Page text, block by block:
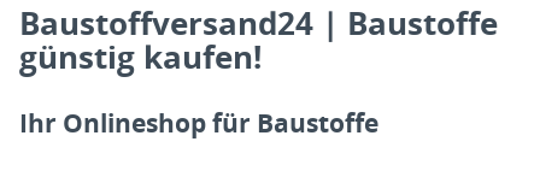
Baustoffversand24 | Baustoffe
günstig kaufen!
Ihr Onlineshop für Baustoffe